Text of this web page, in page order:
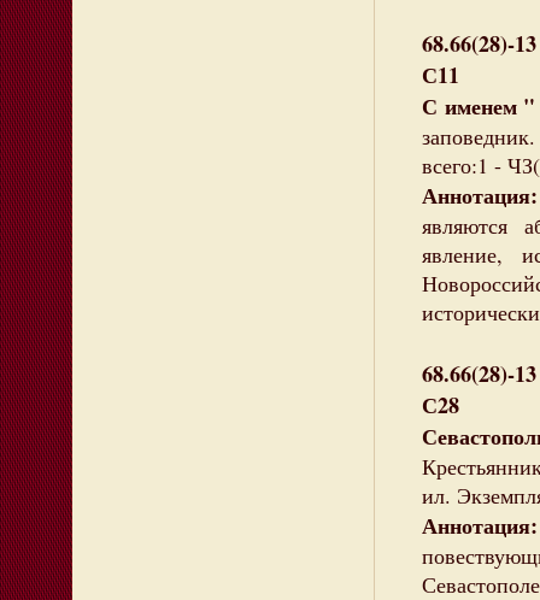
68.66(28)-13
С11
С именем "
всего:1 -
являются
явление,
68.66(28)-13
С28
ил.